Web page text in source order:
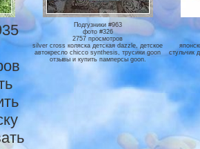
Подгузники #963
фото #326
2757 просмотров
silver cross коляска детская dazzle, детское
автокресло chicco synthesis, трусики goon
отзывы и купить памперсы goon.
стульчик